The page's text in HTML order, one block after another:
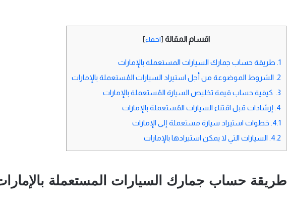
اقسام المقالة [اخفاء]
1. طريقة حساب جمارك السيارات المستعملة بالإمارات
2. الشروط الموضوعة من أجل استيراد السيارات المُستعملة بالإمارات
3.
كيفية حساب قيمة تخليص السيارة المُستعملة بالإمارات
4. إرشادات قبل اقتناء السيارات المُستعملة بالإمارات
4.1. خطوات استيراد سيارة مستعملة إلى الإمارات
4.2. السيارات التي لا يمكن استيرادها بالإمارات
طريقة حساب جمارك السيارات المستعملة